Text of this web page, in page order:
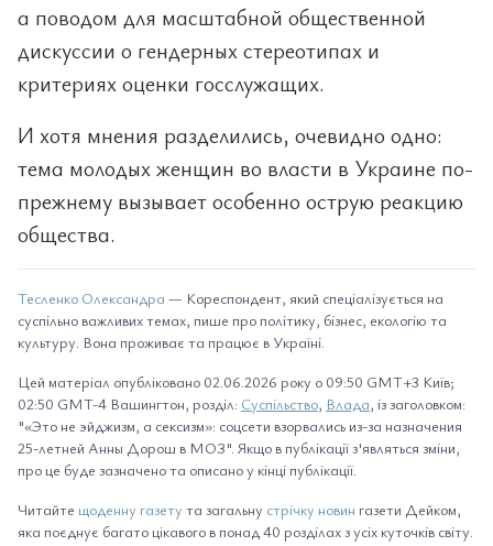
а поводом для масштабной общественной
дискуссии о гендерных стереотипах и
критериях оценки госслужащих.
И хотя мнения разделились, очевидно одно:
тема молодых женщин во власти в Украине по-
прежнему вызывает особенно острую реакцию
общества.
Тесленко Олександра — Кореспондент, який спеціалізується на
суспільно важливих темах, пише про політику, бізнес, екологію та
культуру. Вона проживає та працює в Україні.
Цей матеріал опубліковано 02.06.2026 року о 09:50 GMT+3 Київ;
02:50 GMT-4 Вашингтон, розділ: Суспільство, Влада, із заголовком:
"«Это не эйджизм, а сексизм»: соцсети взорвались из-за назначения
25-летней Анны Дорош в МОЗ". Якщо в публікації з'являться зміни,
про це буде зазначено та описано у кінці публікації.
Читайте щоденну газету та загальну стрічку новин газети Дейком,
яка поєднує багато цікавого в понад 40 розділах з усіх куточків світу.